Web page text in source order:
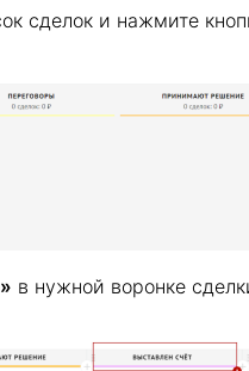
сделок и нажмите
в нужной воронке